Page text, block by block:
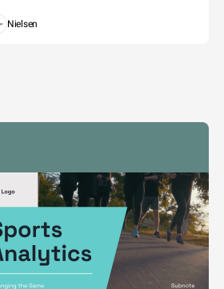
Nielsen